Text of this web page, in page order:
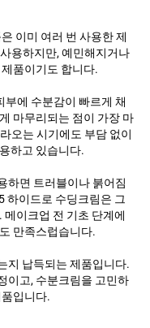
이미 여러 번 사용한 제
용하지만, 예민해지거나
품이기도 합니다.
에 수분감이 빠르게 채
마무리되는 점이 가장 마
오는 시기에도 부담 없이
하고 있습니다.
하면 트러블이나 붉어짐
하이드로 수딩크림은 그
이크업 전 기초 단계에
만족스럽습니다.
지 납득되는 제품입니다.
이고, 수분크림을 고민하
입니다.